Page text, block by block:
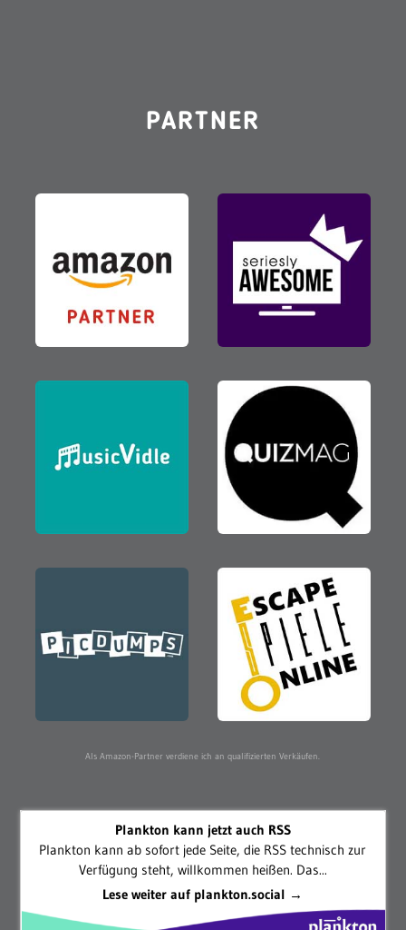
PARTNER
Als Amazon-Partner verdiene ich an qualifizierten Verkäufen.
Plankton kann jetzt auch RSS
Plankton kann ab sofort jede Seite, die RSS technisch zur
Verfügung steht, willkommen heißen. Das...
Lese weiter auf plankton.social →